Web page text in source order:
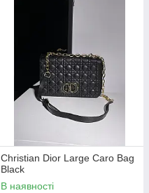
Christian Dior Large Caro Bag
Black
В наявності